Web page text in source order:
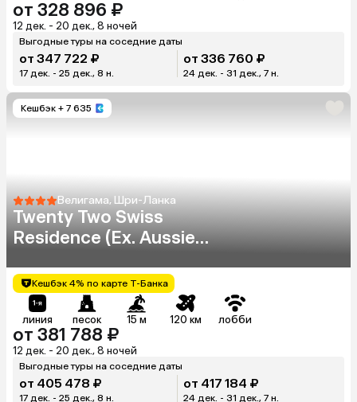
от 328 896 ₽
12 дек. - 20 дек., 8 ночей
Выгодные туры на соседние даты
от 347 722 ₽
17 дек. - 25 дек., 8 н.
от 336 760 ₽
24 дек. - 31 дек., 7 н.
Кешбэк + 7 635
Велигама, Шри-Ланка
Twenty Two Swiss
Residence (Ex. Aussie
Кешбэк 4% по карте Т-Банка
линия песок 15 м 120 км лобби
от 381 788 ₽
12 дек. - 20 дек., 8 ночей
Выгодные туры на соседние даты
от 405 478 ₽
17 дек. - 25 дек., 8 н.
от 417 184 ₽
24 дек. - 31 дек., 7 н.